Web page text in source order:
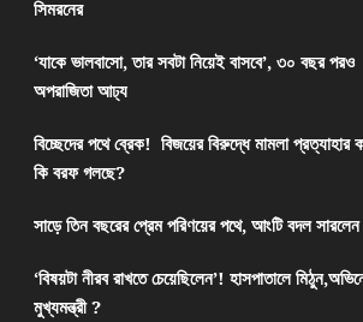
সিমরনের
‘যাকে ভালবাসো, তার সবটা নিয়েই বাসবে’, ৩০ বছর
অপরাজিতা আঢ্য
বিচ্ছেদের পথে ব্রেক! বিজয়ের বিরুদ্ধে মামলা প্রত্যাহার
কি বরফ গলছে?
সাড়ে তিন বছরের প্রেম পরিণয়ের পথে, আংটি বদল
‘বিষয়টা নীরব রাখতে চেয়েছিলেন’! হাসপাতালে
মুখ্যমন্ত্রী ?